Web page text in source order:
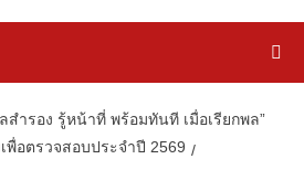
ำรอง รู้หน้าที่ พร้อมทันที เมื่อเรียกพล”
พื่อตรวจสอบประจำปี 2569